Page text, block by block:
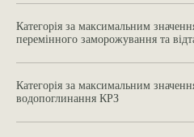
Категорія за максимальним
перемінного заморожування та
Категорія за максимальним
водопоглинання КРЗ